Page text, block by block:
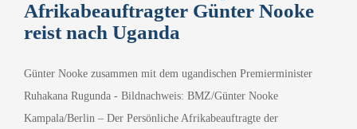
Afrikabeauftragter Günter Nooke
reist nach Uganda
Günter Nooke zusammen mit dem ugandischen Premierminister
Ruhakana Rugunda - Bildnachweis: BMZ/Günter Nooke
Kampala/Berlin – Der Persönliche Afrikabeauftragte der